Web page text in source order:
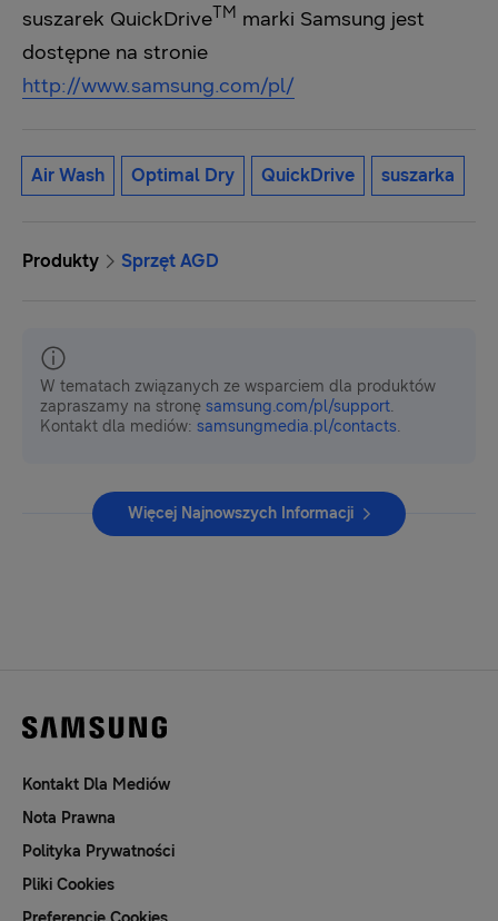
suszarek QuickDriveTM marki Samsung jest
dostępne na stronie
http://www.samsung.com/pl/
Air Wash Optimal Dry QuickDrive suszarka
Produkty Sprzęt AGD
W tematach związanych ze wsparciem dla produktów
zapraszamy na stronę samsung.com/pl/support.
Kontakt dla mediów: samsungmedia.pl/contacts.
Więcej Najnowszych Informacji
Kontakt Dla Mediów
Nota Prawna
Polityka Prywatności
Pliki Cookies